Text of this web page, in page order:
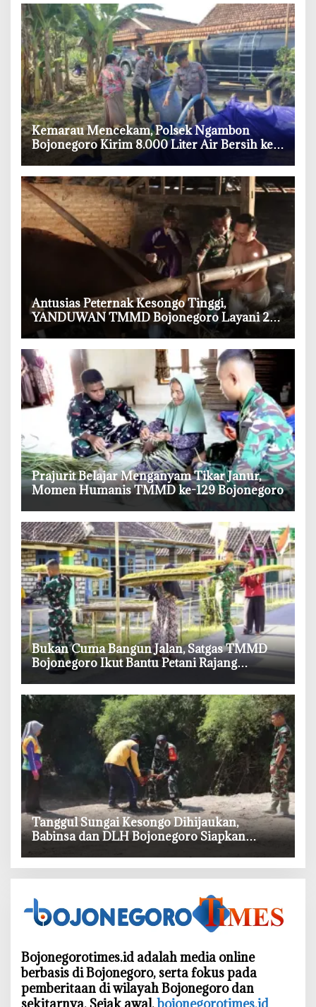
‎Kemarau Mencekam, Polsek Ngambon
Bojonegoro Kirim 8.000 Liter Air Bersih ke
Warga Bondol
‎Antusias Peternak Kesongo Tinggi,
YANDUWAN TMMD Bojonegoro Layani 278
Ternak
‎Prajurit Belajar Menganyam Tikar Janur,
Momen Humanis TMMD ke-129 Bojonegoro
‎Bukan Cuma Bangun Jalan, Satgas TMMD
Bojonegoro Ikut Bantu Petani Rajang
Tembakau
‎Tanggul Sungai Kesongo Dihijaukan,
Babinsa dan DLH Bojonegoro Siapkan
Bojonegorotimes.id adalah media online
berbasis di Bojonegoro, serta fokus pada
pemberitaan di wilayah Bojonegoro dan
sekitarnya. Sejak awal,bojonegorotimes.id